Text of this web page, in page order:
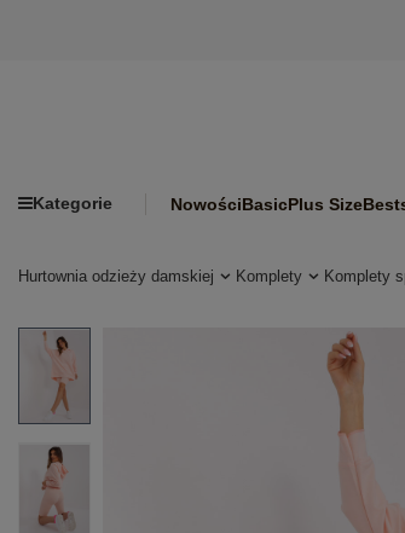
Kategorie NowościBasicPlus Size
Hurtownia odzieży damskiej Komplety Komplety